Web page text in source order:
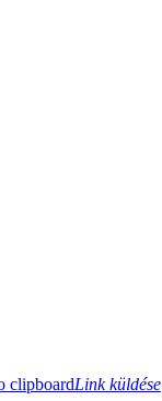
clipboardLink küldése